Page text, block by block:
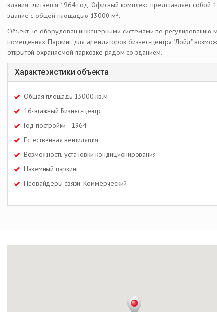
здания считается 1964 год. Офисный комплекс представляет собой
здание с общей площадью 13000 м2.
Объект не оборудован инженерными системами по регулированию
помещениях. Паркинг для арендаторов бизнес-центра "Лойд"
открытой охраняемой парковке рядом со зданием.
Характеристики объекта
Общая площадь 13000 кв.м
16-этажный Бизнес-центр
Год постройки - 1964
Естественная вентиляция
Возможность установки кондиционирования
Наземный паркинг
Провайдеры связи: Коммерческий